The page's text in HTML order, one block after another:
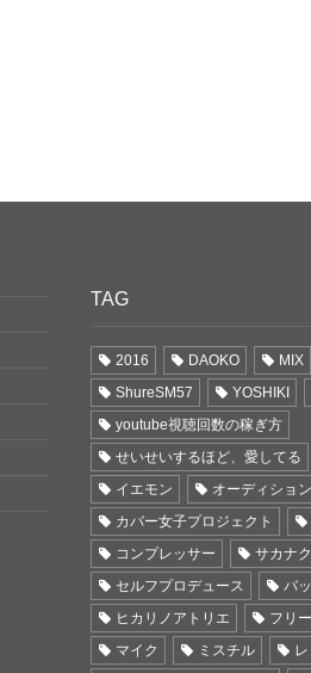
TAG
2016 DAOKO MIX
ShureSM57
YOSHIKI
youtube視聴回数の稼ぎ方
せいせいするほど、愛してる
イエモン
オーディション
カバー女子プロジェクト
コンプレッサー
サカナ
セルフプロデュース
バ
ヒカリノアトリエ
フリ
マイク
ミスチル